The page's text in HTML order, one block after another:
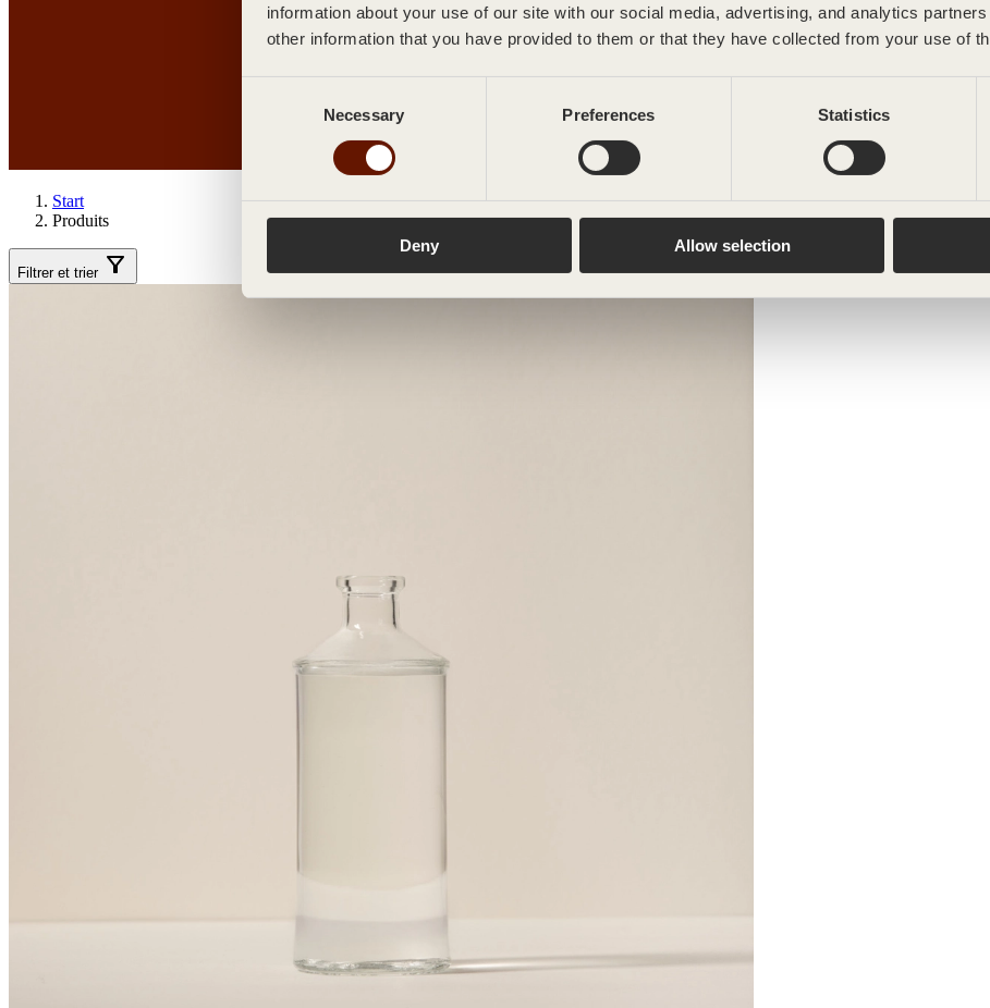
information about your use of our site with our social media, advertising, and analytics
other information that you have provided to them or that they have collected from your use of
Necessary Preferences Statistics
Deny Allow selection
Alimentaire
Start
Produits
Filtrer et trier